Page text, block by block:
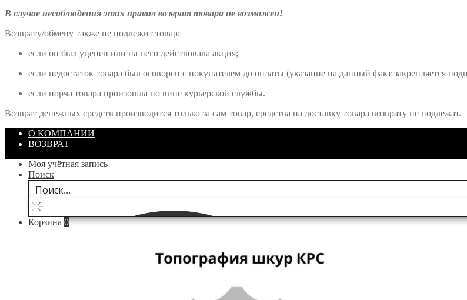
В случае несоблюдения этих правил возврат товара не возможен!
Возврату/обмену также не подлежит товар:
если он был уценен или на него действовала акция;
если недостаток товара был оговорен с покупателем до оплаты (указание на данный факт закрепляется
если порча товара произошла по вине курьерской службы.
Возврат денежных средств производится только за сам товар, средства на доставку товара возврату не подлежат.
О КОМПАНИИ
ВОЗВРАТ
Моя учётная запись
Поиск
Корзина 0